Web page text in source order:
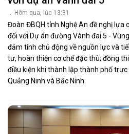
Hôm qua, lúc 13:31
Đoàn ĐBQH tỉnh Nghệ An đề nghị lựa
đối với Dự án đường Vành đai 5 -
đảm tính chủ động về nguồn lực và
tư, hoàn thiện cơ chế đặc thù; đồng
điều kiện khi thành lập thành phố
Quảng Ninh và Bắc Ninh.